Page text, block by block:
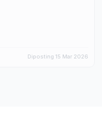
Diposting 15 Mar 2026